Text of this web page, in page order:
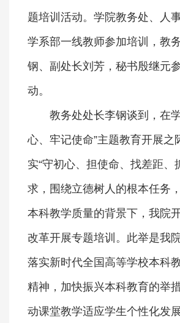
题培训活动。学院教务处、人
学系部一线教师参加培训，教
钢、副处长刘芳，秘书殷继元
动。
教务处处长李钢谈到，在
心、牢记使命”主题教育开展之
实“守初心、担使命、找差距、
求，围绕立德树人的根本任务
本科教学质量的背景下，我院
改革开展专题培训。此举是我
落实新时代全国高等学校本科
精神，加快振兴本科教育的举
动课堂教学适应学生个性化发